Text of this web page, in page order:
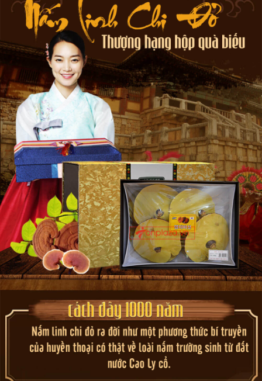
Nấm Linh Chi Đỏ Hàn Quốc đã từ lâu được coi là "thần dược" bởi
tác dụng tuyệt vời của nó với sức khỏe con người. Thảo dược này
có chứa nhiều chất chống oxi hóa, vitamin, khoáng chất và các
dưỡng chất essentia, giúp cân bằng cơ thể và tăng cường hệ
miễn dịch.
Một trong những thành phần quan trọng của nấm linh chi đỏ Hàn
Quốc là polysaccharides, chất này có khả năng bảo vệ và tăng
cường sức khỏe tim mạch, làm giảm cholesterol và huyết áp cao.
Ngoài ra, nó còn có tác dụng giảm nguy cơ mắc bệnh viêm gan
và giúp giảm viêm loét đường tiêu hóa.
tăng cường chức năng gan và giúp làm sạch cơ thể bằng cách
đẩy lùi các chất độc hại. Đây là lợi ích quan trọng cho hệ tiêu hóa
và giúp duy trì cơ thể khỏe mạnh.
Bên cạnh đó, Nấm linh chi đỏ cao cấp Hàn Quốc được biết đến
với khả năng thúc đẩy sự sản xuất collagen, giúp làm chậm quá
trình lão hóa da và duy trì làn da mịn màng, trẻ trung.